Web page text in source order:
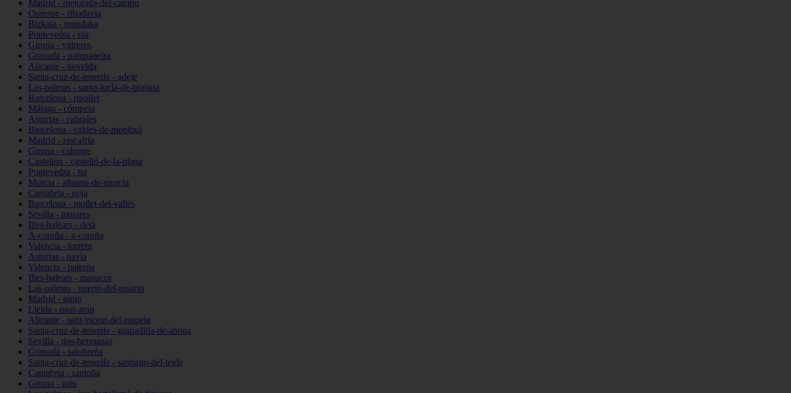
Madrid - mejorada-del-campo
Ourense - ribadavia
Bizkaia - mundaka
Pontevedra - oia
Girona - vidreres
Granada - pampaneira
Alicante - novelda
Santa-cruz-de-tenerife - adeje
Las-palmas - santa-lucía-de-tirajana
Barcelona - ripollet
Málaga - cómpeta
Asturias - cabrales
Barcelona - caldes-de-montbui
Madrid - rascafría
Girona - calonge
Castellón - castelló-de-la-plana
Pontevedra - tui
Murcia - alhama-de-murcia
Cantabria - noja
Barcelona - mollet-del-vallès
Sevilla - tomares
Illes-balears - deià
A-coruña - a-coruña
Valencia - torrent
Asturias - navia
Valencia - paterna
Illes-balears - manacor
Las-palmas - puerto-del-rosario
Madrid - pinto
Lleida - naut-aran
Alicante - sant-vicent-del-raspeig
Santa-cruz-de-tenerife - granadilla-de-abona
Sevilla - dos-hermanas
Granada - salobreña
Santa-cruz-de-tenerife - santiago-del-teide
Cantabria - santoña
Girona - pals